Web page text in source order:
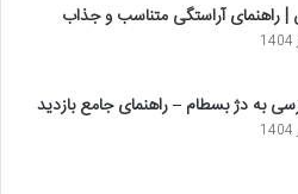
| راهنمای آراستگی متناسب و جذاب
به دژ بسطام – راهنمای جامع بازدید